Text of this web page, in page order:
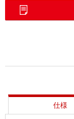
仕様